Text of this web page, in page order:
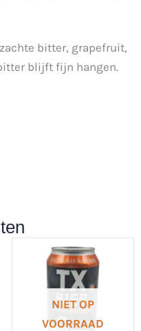
bitter, grapefruit,
blijft fijn hangen.
NIET OP
VOORRAAD